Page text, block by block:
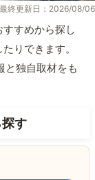
最終更新日：2026/08/06
すめから探し
りできます。
と独自取材をも
す